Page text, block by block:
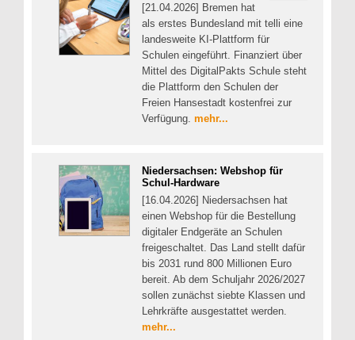
[21.04.2026] Bremen hat
als erstes Bundesland mit telli eine
landesweite KI-Plattform für
Schulen eingeführt. Finanziert über
Mittel des DigitalPakts Schule steht
die Plattform den Schulen der
Freien Hansestadt kostenfrei zur
Verfügung. mehr...
Niedersachsen: Webshop für
Schul-Hardware
[16.04.2026] Niedersachsen hat
einen Webshop für die Bestellung
digitaler Endgeräte an Schulen
freigeschaltet. Das Land stellt dafür
bis 2031 rund 800 Millionen Euro
bereit. Ab dem Schuljahr 2026/2027
sollen zunächst siebte Klassen und
Lehrkräfte ausgestattet werden.
mehr...